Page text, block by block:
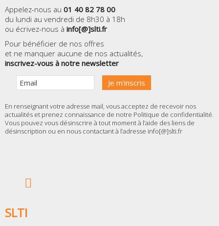
Appelez-nous au 01 40 82 78 00
du lundi au vendredi de 8h30 à 18h
ou écrivez-nous à info[@]slti.fr
Pour bénéficier de nos offres
et ne manquer aucune de nos actualités,
inscrivez-vous à notre newsletter
En renseignant votre adresse mail, vous acceptez de recevoir nos
actualités et prenez connaissance de notre Politique de confidentialité.
Vous pouvez vous désinscrire à tout moment à l’aide des liens de
désinscription ou en nous contactant à l’adresse info[@]slti.fr
SLTI